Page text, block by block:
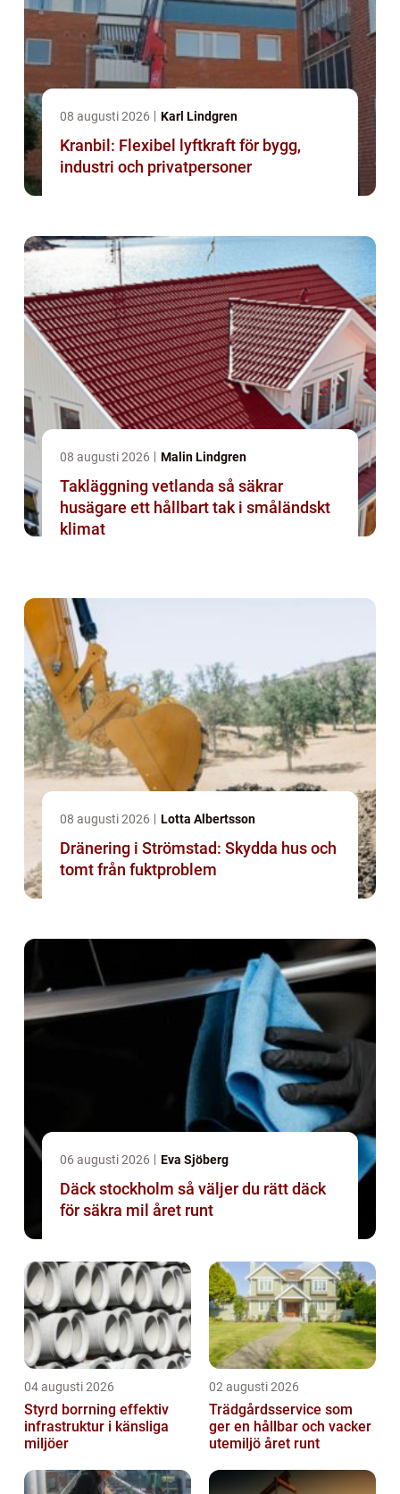
08 augusti 2026 Karl Lindgren
Kranbil: Flexibel lyftkraft för bygg,
industri och privatpersoner
08 augusti 2026 Malin Lindgren
Takläggning vetlanda så säkrar
husägare ett hållbart tak i småländskt
klimat
08 augusti 2026 Lotta Albertsson
Dränering i Strömstad: Skydda hus och
tomt från fuktproblem
06 augusti 2026 Eva Sjöberg
Däck stockholm så väljer du rätt däck
för säkra mil året runt
04 augusti 2026
Styrd borrning effektiv
infrastruktur i känsliga
miljöer
02 augusti 2026
Trädgårdsservice som
ger en hållbar och vacker
utemiljö året runt